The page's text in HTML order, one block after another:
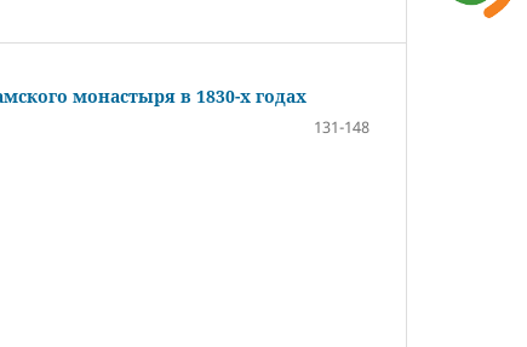
монастыря в 1830-х годах
131-148